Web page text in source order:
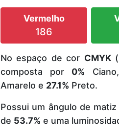
Vermelho
186
No espaço de cor CMYK
composta por 0%
Amarelo e 27.1% Preto.
Possui um ângulo de matiz
de 53.7% e uma